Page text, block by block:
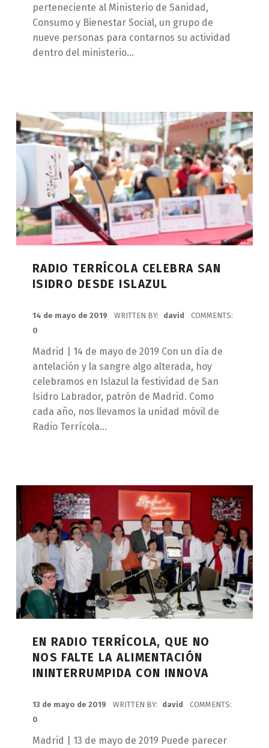
perteneciente al Ministerio de Sanidad,
Consumo y Bienestar Social, un grupo de
nueve personas para contarnos su actividad
dentro del ministerio…
RADIO TERRÍCOLA CELEBRA SAN
ISIDRO DESDE ISLAZUL
14 de mayo de 2019 WRITTEN BY: david
COMMENTS:
0
Madrid | 14 de mayo de 2019 Con un día de
antelación y la sangre algo alterada, hoy
celebramos en Islazul la festividad de San
Isidro Labrador, patrón de Madrid. Como
cada año, nos llevamos la unidad móvil de
Radio Terrícola…
EN RADIO TERRÍCOLA, QUE NO
NOS FALTE LA ALIMENTACIÓN
ININTERRUMPIDA CON INNOVA
13 de mayo de 2019 WRITTEN BY: david
COMMENTS:
0
Madrid | 13 de mayo de 2019 Puede parecer